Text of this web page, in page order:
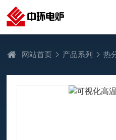
网站首页 产品系列 热